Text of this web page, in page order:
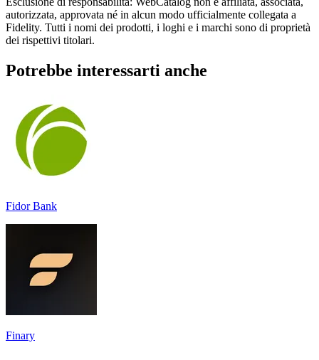
autorizzata, approvata né in alcun modo ufficialmente collegata a
Fidelity. Tutti i nomi dei prodotti, i loghi e i marchi sono di proprietà
dei rispettivi titolari.
Potrebbe interessarti anche
Fidor Bank
Finary